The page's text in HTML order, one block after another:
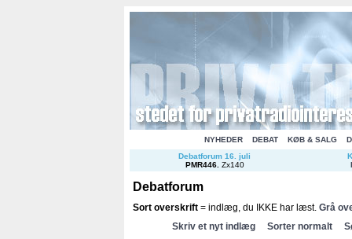
NYHEDER DEBAT KØB & SALG
Debatforum 16. juli
PMR446. Zx140
Debatforum
Sort overskrift = indlæg, du IKKE har læst. Grå
Skriv et nyt indlæg
Sorter normalt